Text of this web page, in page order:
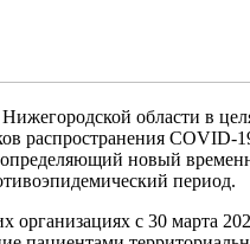
области в
распространения COVID-
новый
период.
организациях с 30 марта